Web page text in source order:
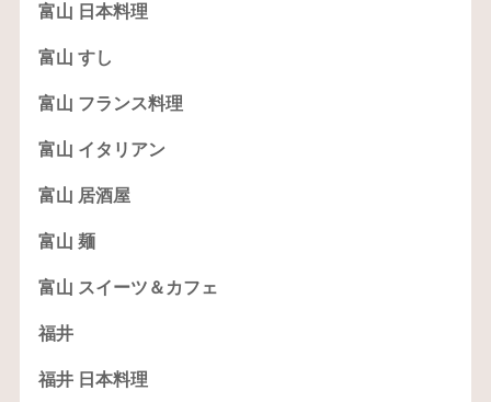
富山 日本料理
富山 すし
富山 フランス料理
富山 イタリアン
富山 居酒屋
富山 麺
富山 スイーツ＆カフェ
福井
福井 日本料理